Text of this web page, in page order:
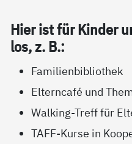
Hier ist für Kin­der
los, z. B.:
Familienbibliothek
Elterncafé und
Walking-Treff für
TAFF-Kurse in